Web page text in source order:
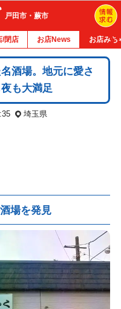
戸田市・蕨市
/閉店 お店News お店みち
酒場。地元に愛さ
も大満足
埼玉県
場を発見